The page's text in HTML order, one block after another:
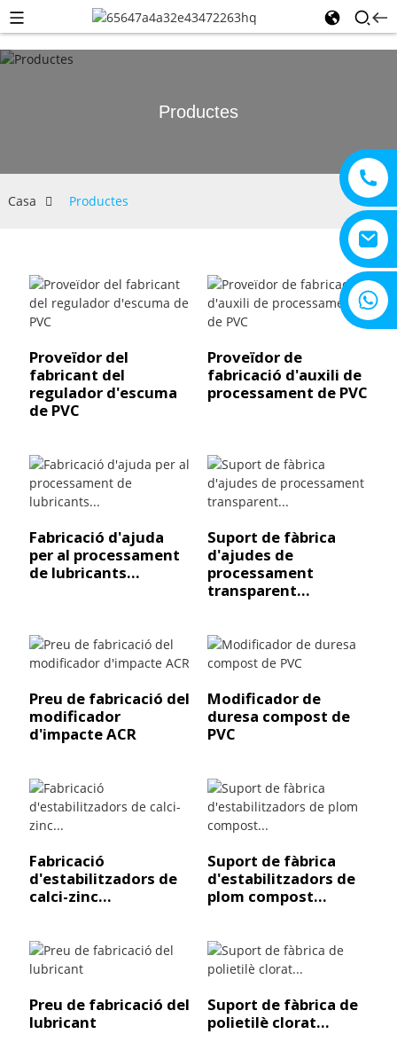
+8615805330828
Productes
Casa Productes
Proveïdor del
fabricant del
regulador d'escuma
de PVC
Proveïdor de
fabricació d'auxili de
processament de PVC
Fabricació d'ajuda
per al processament
de lubricants...
Suport de fàbrica
d'ajudes de
processament
transparent...
Preu de fabricació del
modificador
d'impacte ACR
Modificador de
duresa compost de
PVC
Fabricació
d'estabilitzadors de
calci-zinc...
Suport de fàbrica
d'estabilitzadors de
plom compost...
Preu de fabricació del
lubricant
Suport de fàbrica de
polietilè clorat...